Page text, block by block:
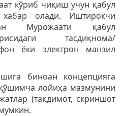
кўриб чиқиш учун қабул
хабар олади. Иштирокчи
Мурожаати қабул
тасдиқнома/
ёки электрон манзил
биноан концепцияга
лойиҳа мазмунини
(тақдимот, скриншот